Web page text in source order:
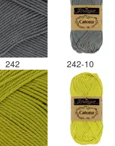
242 242-10